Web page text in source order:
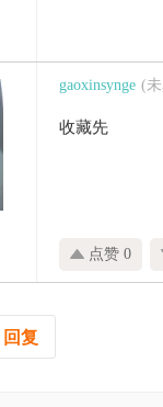
gaoxinsynge (
收藏先
点赞 0
回复